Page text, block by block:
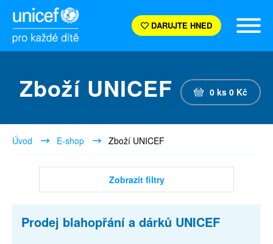
DARUJTE HNED
Zboží UNICEF 0 ks 0 Kč
Úvod E-shop Zboží UNICEF
Zobrazit filtry
Prodej blahopřání a dárků UNICEF